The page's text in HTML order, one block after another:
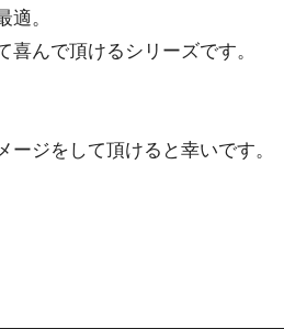
。
んで頂けるシリーズです。
ジをして頂けると幸いです。